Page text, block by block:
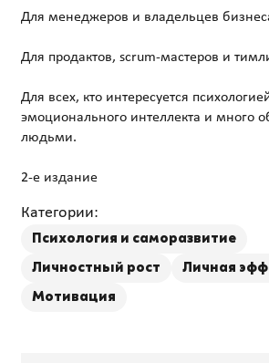
Для менеджеров и владельцев
Для продактов, scrum-мастеров и
Для всех, кто интересуется
эмоционального интеллекта и много
людьми.
2-е издание
Категории:
Психология и саморазвитие
Личностный рост
Личная
Мотивация